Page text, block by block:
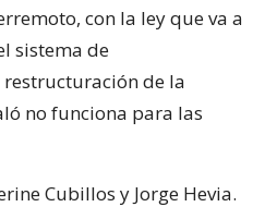
con la ley que va a
sistema de
de la
no funciona para las
Cubillos y Jorge Hevia.